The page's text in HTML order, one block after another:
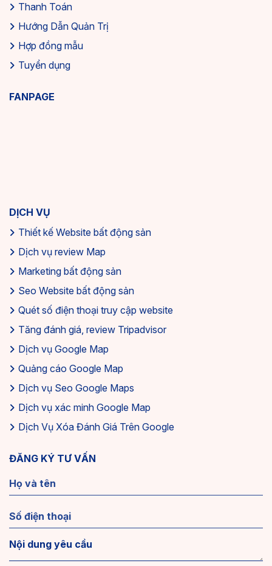
Thanh Toán
Hướng Dẫn Quản Trị
Hợp đồng mẫu
Tuyển dụng
FANPAGE
DỊCH VỤ
Thiết kế Website bất động sản
Dịch vụ review Map
Marketing bất động sản
Seo Website bất động sản
Quét số điện thoại truy cập website
Tăng đánh giá, review Tripadvisor
Dịch vụ Google Map
Quảng cáo Google Map
Dịch vụ Seo Google Maps
Dịch vụ xác minh Google Map
Dịch Vụ Xóa Đánh Giá Trên Google
ĐĂNG KÝ TƯ VẤN